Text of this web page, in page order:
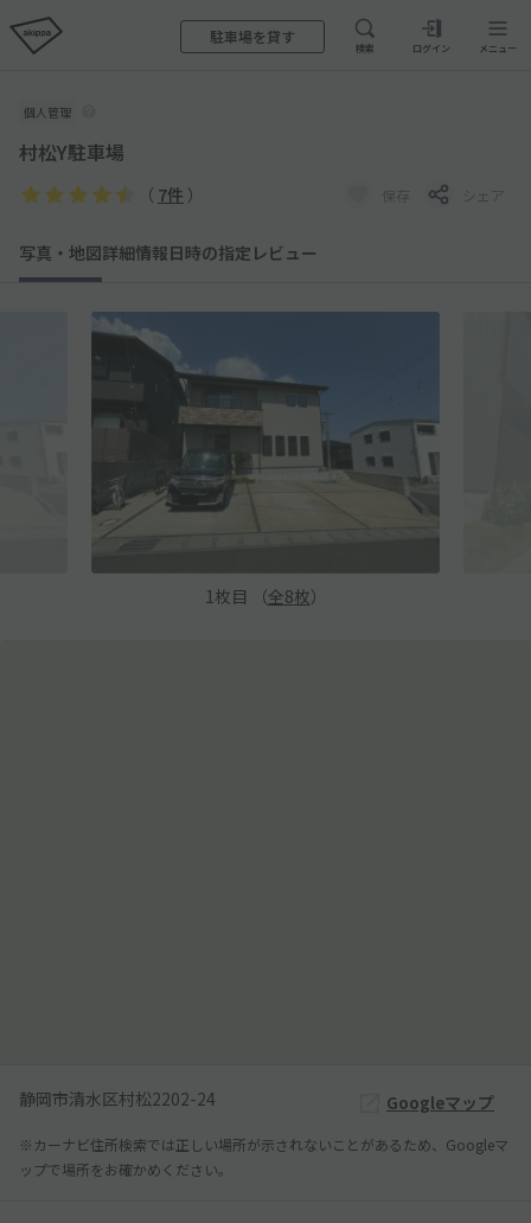
駐車場を貸す
検索 ログイン メニュー
個人管理
村松Y駐車場
（ 7件 ） 保存 シェア
写真・地図詳細情報日時の指定 レビュー
1 枚目 （全8枚）
静岡市清水区村松2202-24 Googleマップ
※カーナビ住所検索では正しい場所が示されないことがあるため、Googleマ
ップで場所をお確かめください。